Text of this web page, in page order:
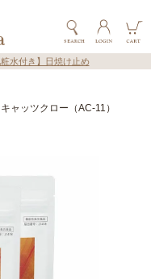
粧水付き】日焼け止め
ャッツクロー（AC-11）